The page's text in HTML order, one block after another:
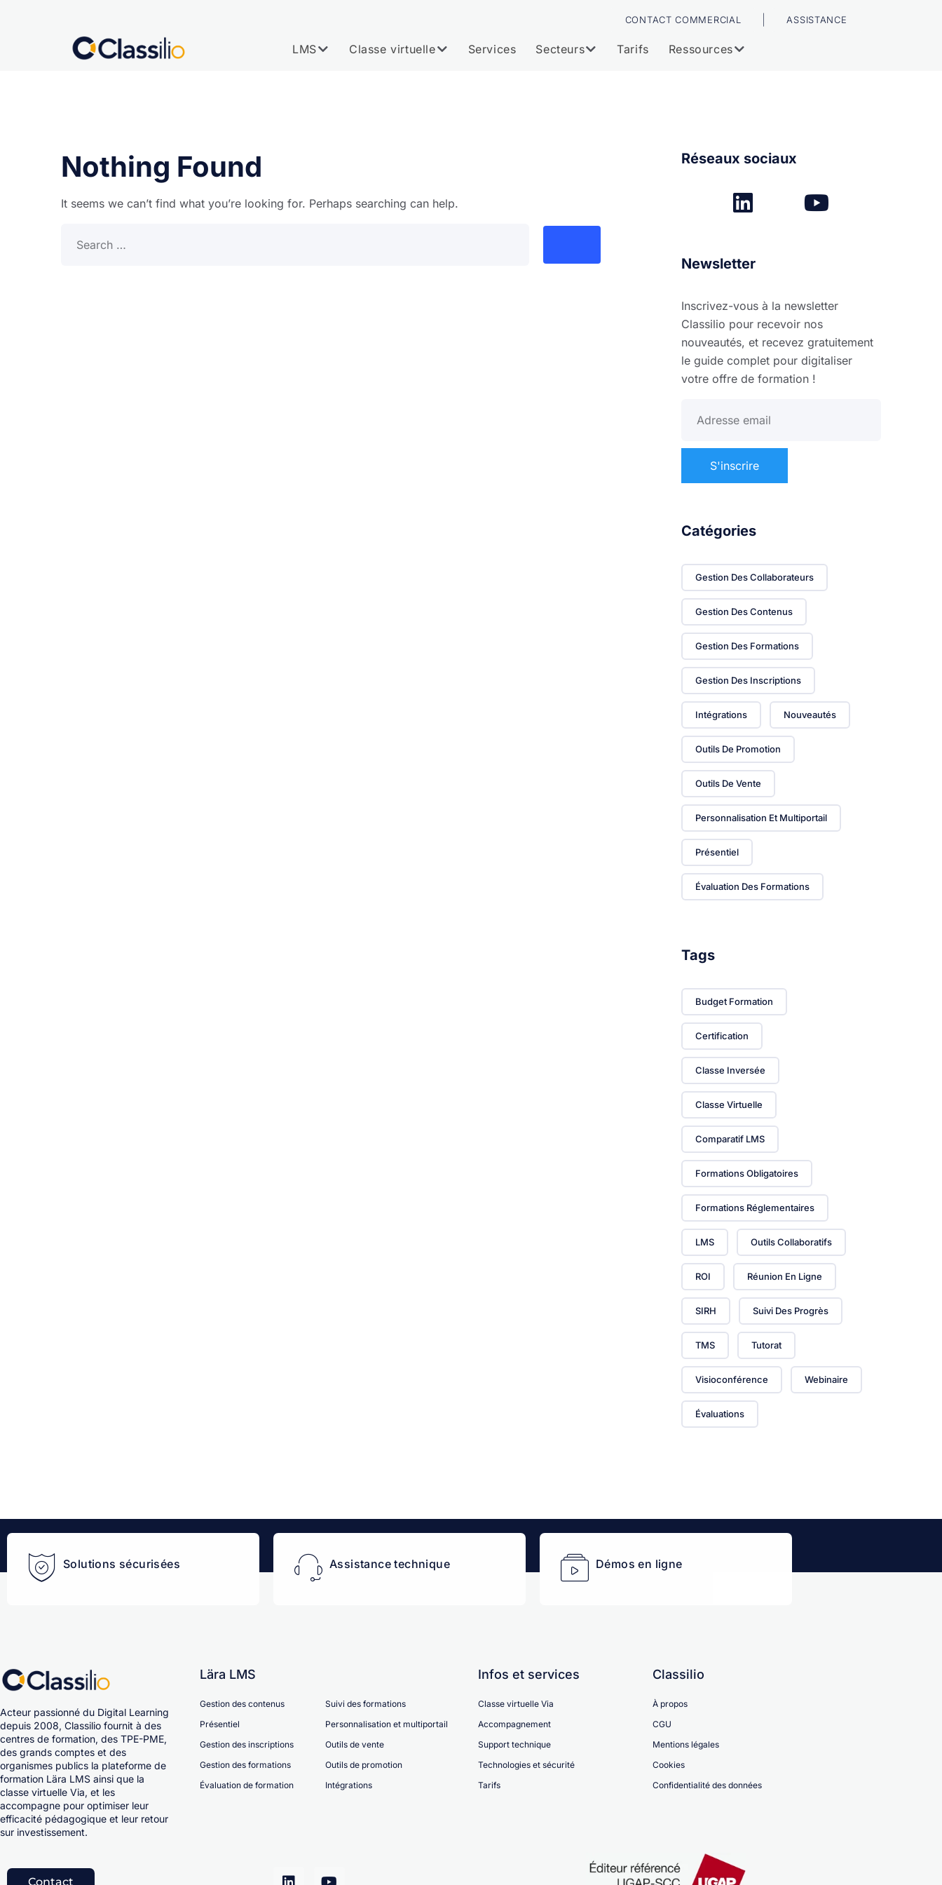
CONTACT COMMERCIAL ASSISTANCE
LMS Classe virtuelle Services Secteurs Tarifs Ressources
Nothing Found
It seems we can’t find what you’re looking for. Perhaps searching can help.
Réseaux sociaux
Newsletter
Inscrivez-vous à la newsletter
Classilio pour recevoir nos
nouveautés, et recevez gratuitement
le guide complet pour digitaliser
votre offre de formation !
Catégories
Gestion Des Collaborateurs
Gestion Des Contenus
Gestion Des Formations
Gestion Des Inscriptions
Intégrations Nouveautés
Outils De Promotion
Outils De Vente
Personnalisation Et Multiportail
Présentiel
Évaluation Des Formations
Tags
Budget Formation
Certification
Classe Inversée
Classe Virtuelle
Comparatif LMS
Formations Obligatoires
Formations Réglementaires
LMS Outils Collaboratifs
ROI Réunion En Ligne
SIRH Suivi Des Progrès
TMS Tutorat
Visioconférence Webinaire
Évaluations
Solutions sécurisées Assistance technique Démos en ligne
Acteur passionné du Digital Learning
depuis 2008, Classilio fournit à des
centres de formation, des TPE-PME,
des grands comptes et des
organismes publics la plateforme de
formation Lära LMS ainsi que la
classe virtuelle Via, et les
accompagne pour optimiser leur
efficacité pédagogique et leur retour
sur investissement.
Lära LMS
Gestion des contenus
Présentiel
Gestion des inscriptions
Gestion des formations
Évaluation de formation
Suivi des formations
Personnalisation et multiportail
Outils de vente
Outils de promotion
Intégrations
Infos et services
Classe virtuelle Via
Accompagnement
Support technique
Technologies et sécurité
Tarifs
Classilio
À propos
CGU
Mentions légales
Cookies
Confidentialité des données
Contact